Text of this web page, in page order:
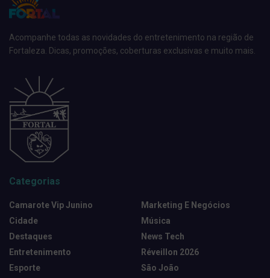
Acompanhe todas as novidades do entretenimento na região de
Fortaleza. Dicas, promoções, coberturas exclusivas e muito mais.
Categorias
Camarote Vip Junino
Cidade
Destaques
Entretenimento
Esporte
Marketing E Negócios
Música
News Tech
Réveillon 2026
São João